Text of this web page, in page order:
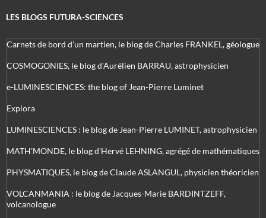
LES BLOGS FUTURA-SCIENCES
Carnets de bord d’un martien, le blog de Charles FRANKEL, géologue
COSMOGONIES, le blog d'Aurélien BARRAU, astrophysicien
e-LUMINESCIENCES: the blog of Jean-Pierre Luminet
Explora
LUMINESCIENCES : le blog de Jean-Pierre LUMINET, astrophysicien
MATH'MONDE, le blog d'Hervé LEHNING, agrégé de mathématiques
PHYSMATIQUES, le blog de Claude ASLANGUL, physicien théoricien
VOLCANMANIA : le blog de Jacques-Marie BARDINTZEFF,
volcanologue